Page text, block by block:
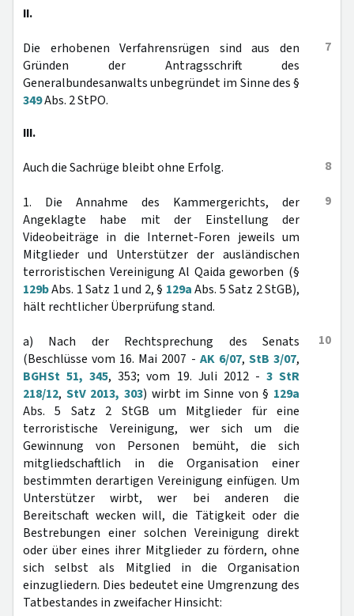
II.
7
Die erhobenen Verfahrensrügen sind aus den
Gründen der Antragsschrift des
Generalbundesanwalts unbegründet im Sinne des §
349Abs. 2 StPO.
III.
8
Auch die Sachrüge bleibt ohne Erfolg.
9
1. Die Annahme des Kammergerichts, der
Angeklagte habe mit der Einstellung der
Videobeiträge in die Internet-Foren jeweils um
Mitglieder und Unterstützer der ausländischen
terroristischen Vereinigung Al Qaida geworben (§
129bAbs. 1 Satz 1 und 2, § 129aAbs. 5 Satz 2 StGB),
hält rechtlicher Überprüfung stand.
10
a) Nach der Rechtsprechung des Senats
(Beschlüsse vom 16. Mai 2007 - AK 6/07, StB 3/07,
BGHSt 51, 345, 353; vom 19. Juli 2012 - 3 StR
218/12, StV 2013, 303) wirbt im Sinne von § 129a
Abs. 5 Satz 2 StGB um Mitglieder für eine
terroristische Vereinigung, wer sich um die
Gewinnung von Personen bemüht, die sich
mitgliedschaftlich in die Organisation einer
bestimmten derartigen Vereinigung einfügen. Um
Unterstützer wirbt, wer bei anderen die
Bereitschaft wecken will, die Tätigkeit oder die
Bestrebungen einer solchen Vereinigung direkt
oder über eines ihrer Mitglieder zu fördern, ohne
sich selbst als Mitglied in die Organisation
einzugliedern. Dies bedeutet eine Umgrenzung des
Tatbestandes in zweifacher Hinsicht: